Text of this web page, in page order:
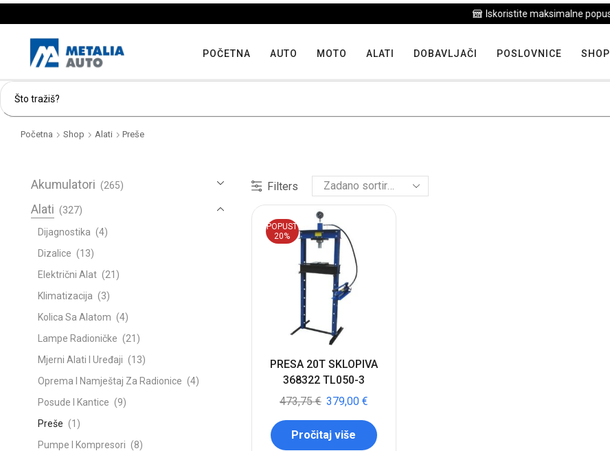
Iskoristite maksimalne popuste proizvoda u "Hit tjedna"
POČETNA AUTO MOTO ALATI DOBAVLJAČI POSLOVNICE SHOP
Početna Shop Alati Preše
Filters
POPUST
20%
PRESA 20T SKLOPIVA
368322 TL050-3
473,75€ 379,00 €
Pročitaj više
Akumulatori (265)
Alati (327)
Dijagnostika (4)
Dizalice (13)
Električni Alat (21)
Klimatizacija (3)
Kolica Sa Alatom (4)
Lampe Radioničke (21)
Mjerni Alati I Uređaji (13)
Oprema I Namještaj Za Radionice (4)
Posude I Kantice (9)
Preše (1)
Pumpe I Kompresori (8)